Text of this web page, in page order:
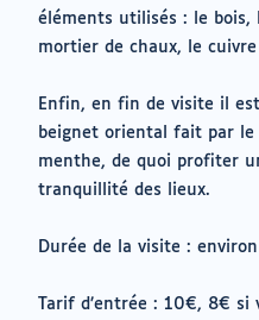
éléments utilisés : le bois,
mortier de chaux, le cuivre
Enfin, en fin de visite il
beignet oriental fait par
menthe, de quoi profiter
tranquillité des lieux.
Durée de la visite :
Tarif d’entrée : 10€, 8€ si